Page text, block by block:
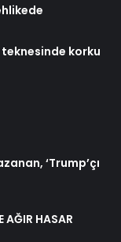
korku
‘Trump’çı
AĞIR HASAR